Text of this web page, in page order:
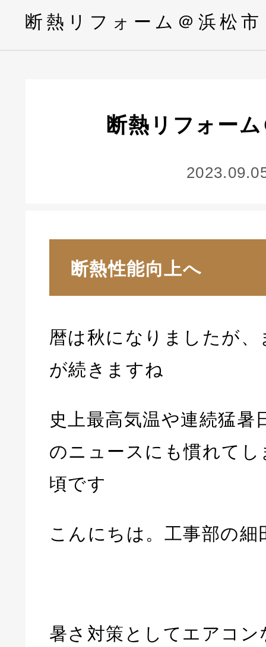
断熱リフォーム＠浜松市
断熱リフォー
断熱性能向上へ
暦は秋になりましたが
が続きますね
史上最高気温や連続猛暑
のニュースにも慣れて
頃です
こんにちは。工事部の細
暑さ対策としてエアコ